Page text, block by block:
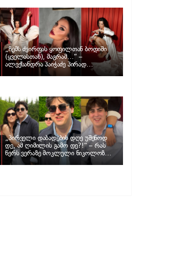
„ჩემს ძვირფას ყოფილთან ბოდიში
(ყველასთან), მაგრამ…“ –
ალექსანდრა პაიჭაძე პირად
„პირველი დაბადების დღე უშენოდ
დე, ამ ღიმილის გამო დე?!“ – რას
წერს ვერაზე მოკლული ნიკოლოზ
ღუნაშვილის დედა